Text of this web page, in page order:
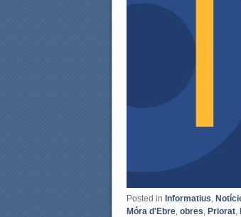
Posted in Informatius
Móra d'Ebre obres Priorat